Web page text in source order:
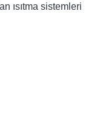
ısıtma sistemleri